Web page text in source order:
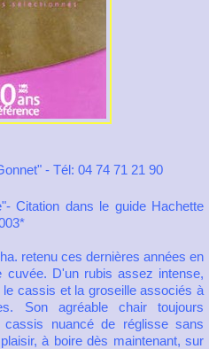
- Tél: 04 74 71 21 90
Citation dans le guide Hachette
retenu ces dernières années en
cuvée. D'un rubis assez intense,
le cassis et la groseille associés à
Son agréable chair toujours
nuancé de réglisse sans
à boire dès maintenant, sur